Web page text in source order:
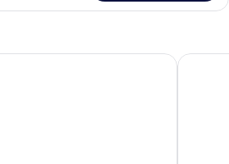
by IHG (Holiday Inn 桃園機場假日酒
シティ